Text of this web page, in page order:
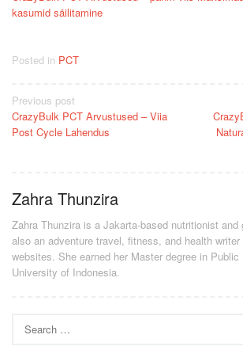
kasumid säilitamine
Posted in PCT
Post
navigation
Previous post
CrazyBulk PCT Arvustused – Viia
Post Cycle Lahendus
Zahra Thunzira
Zahra Thunzira is a Jakarta-based nutritionist and
also an adventure travel, fitness, and health
websites. She earned her Master degree in Public
University of Indonesia.
for: